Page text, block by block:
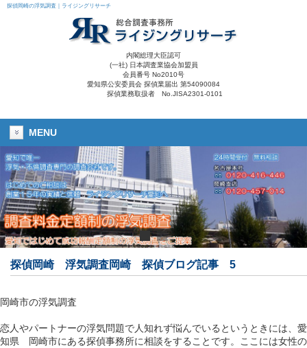
探偵岡崎の浮気調査｜ライジングリサーチ
内閣総理大臣認可
(一社) 日本調査業協会加盟員
会員番号 No2010号
愛知県公安委員会 探偵業届出 第54090084
探偵業務取扱者 No.JISA2301-0101
MENU
探偵岡崎 浮気調査岡崎探偵ブログ記事 5
岡崎市の浮気調査
恋人やパートナーの浮気問題で人知れず悩んでいるというときには、愛
知県 岡崎市にある探偵事務所に相談をすることです。ここには女性の